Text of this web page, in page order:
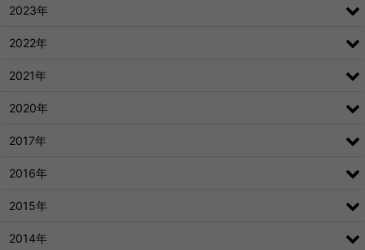
2023年
2022年
2021年
2020年
2017年
2016年
2015年
2014年